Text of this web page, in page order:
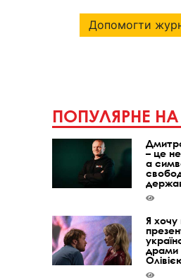
Допомогти
ПОПУЛЯРНЕ НА
– це
а
Я хочу
драми